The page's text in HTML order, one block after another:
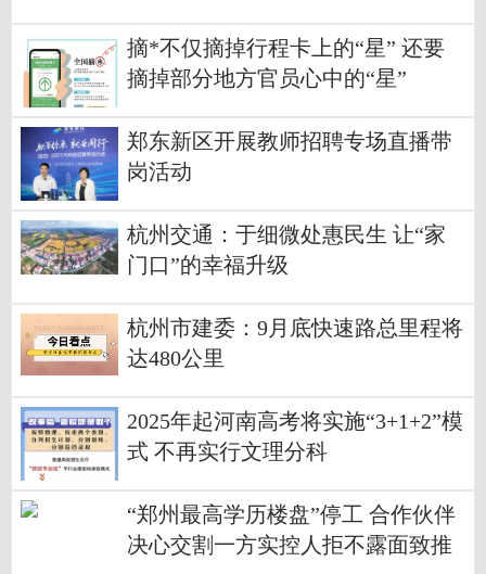
摘*不仅摘掉行程卡上的“星” 还要
摘掉部分地方官员心中的“星”
郑东新区开展教师招聘专场直播带
岗活动
杭州交通：于细微处惠民生 让“家
门口”的幸福升级
杭州市建委：9月底快速路总里程将
达480公里
2025年起河南高考将实施“3+1+2”模
式 不再实行文理分科
“郑州最高学历楼盘”停工 合作伙伴
决心交割一方实控人拒不露面致推